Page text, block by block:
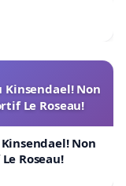
Non
Le Roseau!
Non
Roseau!